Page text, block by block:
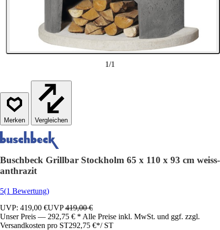
1/1
Vergleichen
Buschbeck Grillbar Stockholm 65 x 110 x 93 cm weiss-
anthrazit
5(1 Bewertung)
UVP: 419,00 €UVP419,00 €
Unser Preis — 292,75 € * Alle Preise inkl. MwSt. und ggf. zzgl.
Versandkosten pro ST292,75 €*/ ST